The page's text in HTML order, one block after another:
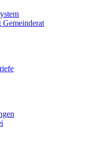
Gemeinderat